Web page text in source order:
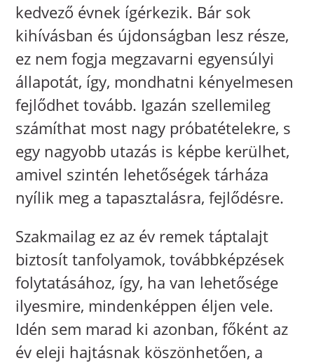
kedvező évnek ígérkezik. Bár sok
kihívásban és újdonságban lesz része,
ez nem fogja megzavarni egyensúlyi
állapotát, így, mondhatni kényelmesen
fejlődhet tovább. Igazán szellemileg
számíthat most nagy próbatételekre, s
egy nagyobb utazás is képbe kerülhet,
amivel szintén lehetőségek tárháza
nyílik meg a tapasztalásra, fejlődésre.
Szakmailag ez az év remek táptalajt
biztosít tanfolyamok, továbbképzések
folytatásához, így, ha van lehetősége
ilyesmire, mindenképpen éljen vele.
Idén sem marad ki azonban, főként az
év eleji hajtásnak köszönhetően, a